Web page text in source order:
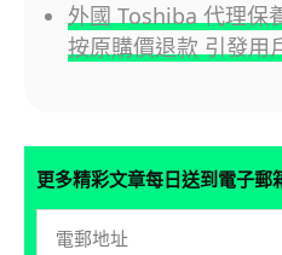
外國 Toshiba 代理保
按原購價退款 引發用
更多精彩文章每日送到電子郵